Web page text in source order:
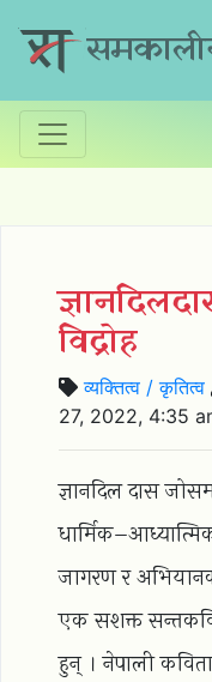
विद्रोह
व्यक्तित्व / कृतित्व
27, 2022, 4:35
ज्ञानदिल दास
जागरण र
एक सशक्त
हुन् । नेपाली कविता